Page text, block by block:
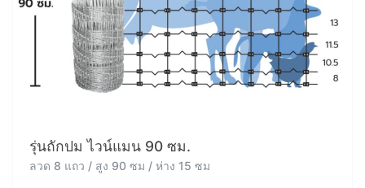
รุ่นถักปม ไวน์แมน 90 ซม.
ลวด 8 แถว / สูง 90 ซม / ห่าง 15 ซม